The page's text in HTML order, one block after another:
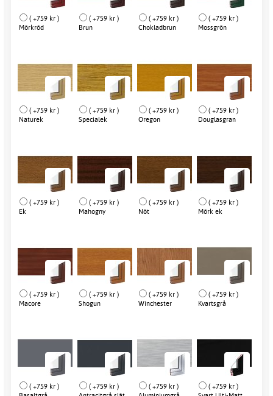
( +759 kr )
Mörkröd
( +759 kr )
Brun
( +759 kr )
Chokladbrun
( +759 kr )
Mossgrön
( +759 kr )
Naturek
( +759 kr )
Specialek
( +759 kr )
Oregon
( +759 kr )
Douglasgran
( +759 kr )
Ek
( +759 kr )
Mahogny
( +759 kr )
Nöt
( +759 kr )
Mörk ek
( +759 kr )
Macore
( +759 kr )
Shogun
( +759 kr )
Winchester
( +759 kr )
Kvartsgrå
( +759 kr )
( +759 kr )
( +759 kr )
( +759 kr )